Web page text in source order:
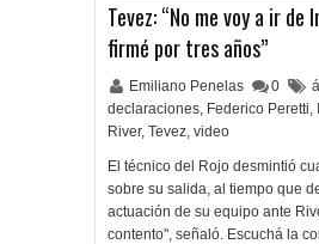
Tevez: “No me voy a ir de
firmé por tres años”
Emiliano Penelas 0
declaraciones, Federico Peretti,
River, Tevez, video
El técnico del Rojo desmintió
sobre su salida, al tiempo que
actuación de su equipo ante
contento", señaló. Escuchá la